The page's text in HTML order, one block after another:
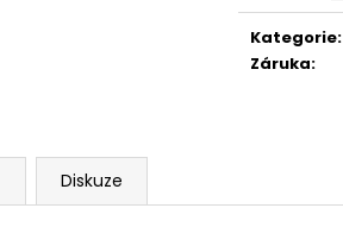
Kategorie:
Záruka:
Diskuze